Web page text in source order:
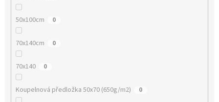
50x100cm 0
70x140cm 0
70x140 0
Koupelnová předložka 50x70 (650g/m2) 0